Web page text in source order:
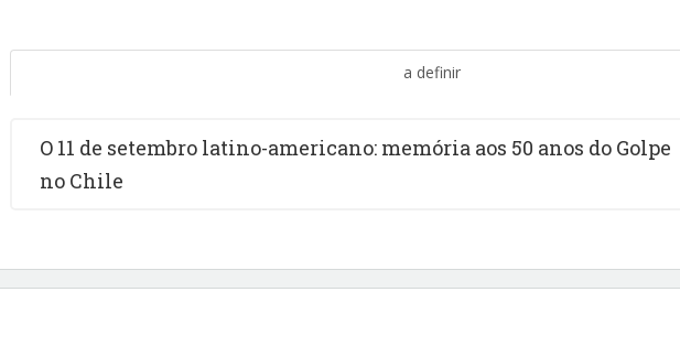
a definir
O 11 de setembro latino-americano: memória aos 50 anos do Golpe
no Chile